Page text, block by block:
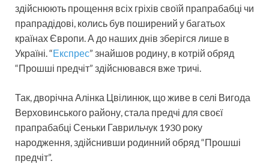
здійснюють прощення всіх гріхів своїй прапрабабці чи
прапрадідові, колись був поширений у багатьох
країнах Європи. А до наших днів зберігся лише в
Україні. “Експрес” знайшов родину, в котрій обряд
“Прошші предчіт” здійснювався вже тричі.
Так, дворічна Алінка Цвілинюк, що живе в селі Вигода
Верховинського району, стала предчі для своєї
прапрабабці Сеньки Гаврильчук 1930 року
народження, здійснивши родинний обряд “Прошші
предчіт”.